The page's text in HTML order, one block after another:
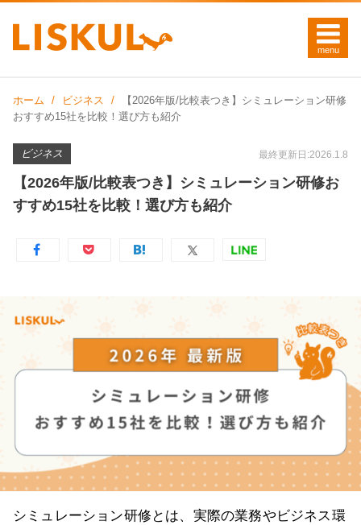
ホーム ビジネス
【2026年版/比較表つき】シミュレーション研修
おすすめ15社を比較！選び方も紹介
ビジネス 最終更新日:2026.1.8
【2026年版/比較表つき】シミュレーション研修お
すすめ15社を比較！選び方も紹介
シミュレーション研修とは、実際の業務やビジネス環